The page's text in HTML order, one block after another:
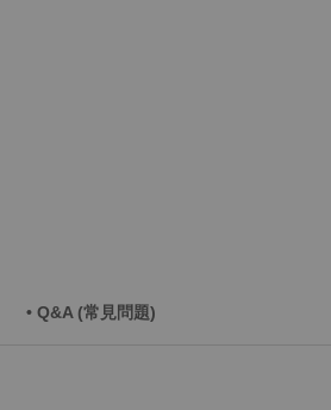
• Q&A (常見問題)